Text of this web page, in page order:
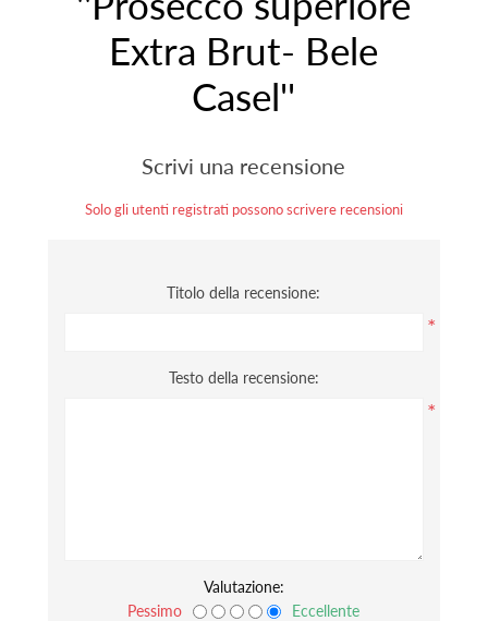
Extra Brut- Bele
Casel
Scrivi una recensione
Solo gli utenti registrati possono scrivere recensioni
Titolo della recensione:
*
Testo della recensione:
*
Valutazione:
Pessimo
Eccellente